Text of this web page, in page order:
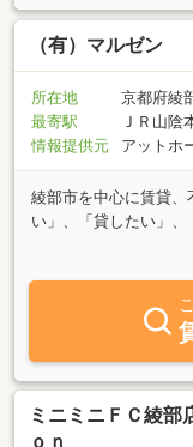
（有）マルゼン
所在地
京都府綾
最寄駅
ＪＲ山陰
情報提供元
アットホ
綾部市を中心に賃貸、
い」、「貸したい」
お気軽お問い合わせ
ミニミニＦＣ綾
ｏｎ